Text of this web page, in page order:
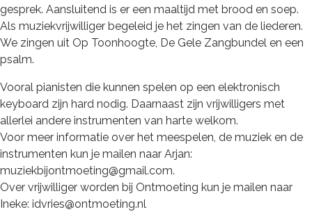
gesprek. Aansluitend is er een maaltijd met brood en soep.
Als muziekvrijwilliger begeleid je het zingen van de liederen.
We zingen uit Op Toonhoogte, De Gele Zangbundel en een
psalm.
Vooral pianisten die kunnen spelen op een elektronisch
keyboard zijn hard nodig. Daarnaast zijn vrijwilligers met
allerlei andere instrumenten van harte welkom.
Voor meer informatie over het meespelen, de muziek en de
instrumenten kun je mailen naar Arjan:
muziekbijontmoeting@gmail.com.
Over vrijwilliger worden bij Ontmoeting kun je mailen naar
Ineke: idvries@ontmoeting.nl